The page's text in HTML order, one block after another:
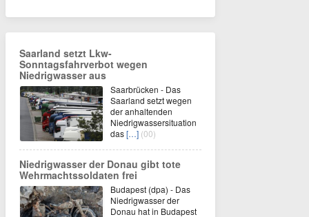
Saarland setzt Lkw-
Sonntagsfahrverbot wegen
Niedrigwasser aus
Saarbrücken - Das
Saarland setzt wegen
der anhaltenden
Niedrigwassersituation
das[…] (00)
Niedrigwasser der Donau gibt tote
Wehrmachtssoldaten frei
Budapest (dpa) - Das
Niedrigwasser der
Donau hat in Budapest